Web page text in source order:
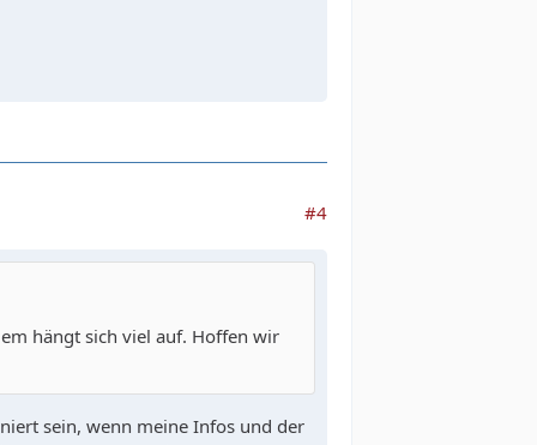
#4
hängt sich viel auf. Hoffen wir
sein, wenn meine Infos und der